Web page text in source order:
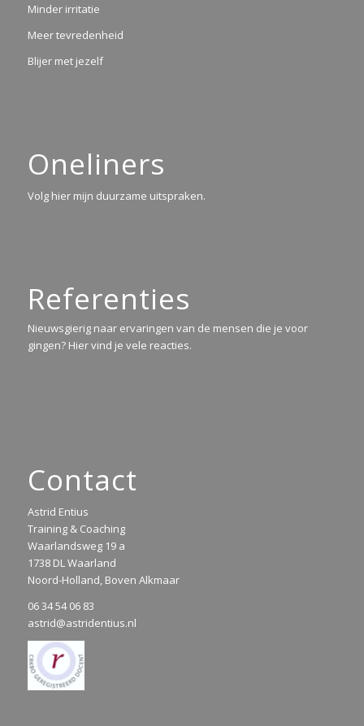
Minder irritatie
Meer tevredenheid
Blijer met jezelf
Oneliners
Volg hier mijn duurzame uitspraken.
Referenties
Nieuwsgierig naar ervaringen van de mensen die je voor
gingen? Hier vind je vele reacties.
Contact
Astrid Entius
Training & Coaching
Waarlandsweg 19 a
1738 DL Waarland
Noord-Holland, Boven Alkmaar
06 34 54 06 83
astrid@astridentius.nl